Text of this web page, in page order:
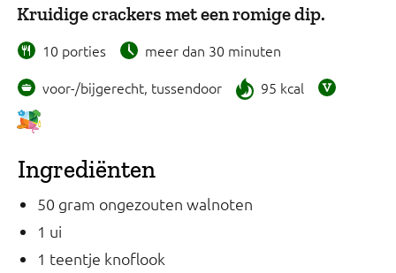
Kruidige crackers met een romige dip.
10 porties
meer dan 30 minuten
voor-/bijgerecht, tussendoor
95 kcal
Ingrediënten
50 gram ongezouten walnoten
1 ui
1 teentje knoflook